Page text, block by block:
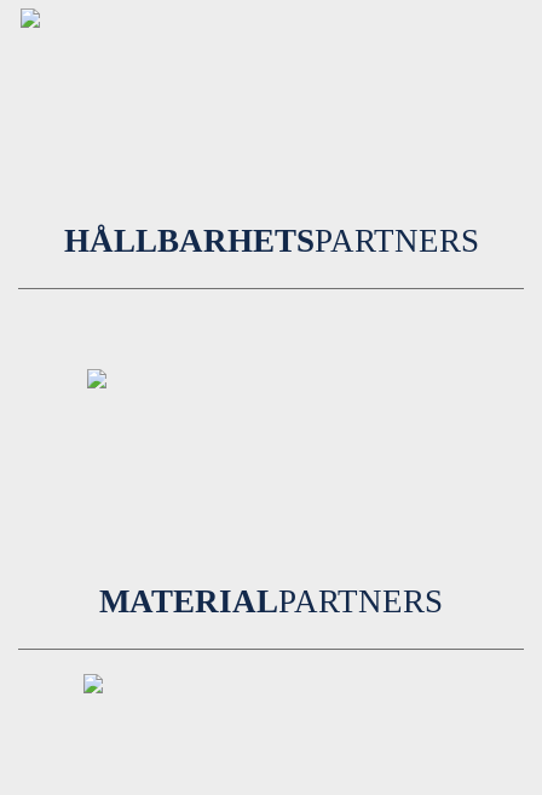
HÅLLBARHETSPARTNERS
MATERIALPARTNERS